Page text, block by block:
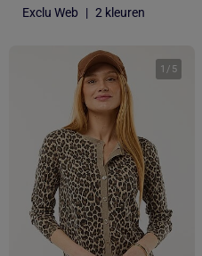
Exclu Web | 2 kleuren
1 / 5